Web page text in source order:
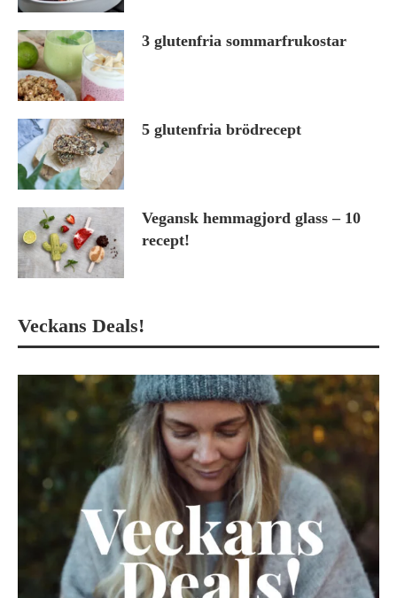
3 glutenfria sommarfrukostar
5 glutenfria brödrecept
Vegansk hemmagjord glass – 10
recept!
Veckans Deals!